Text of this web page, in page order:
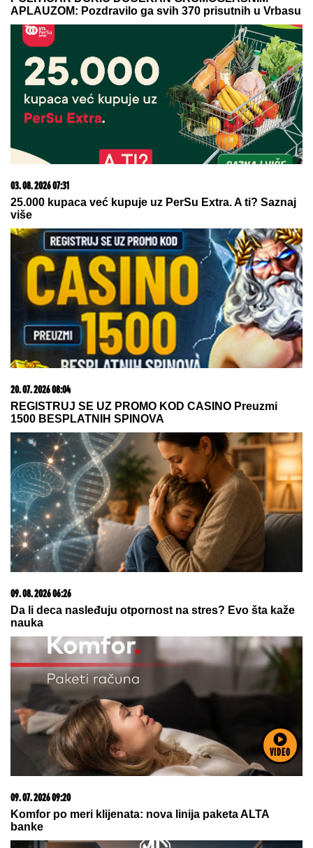
VIDEO
06. 08. 2026 09:39
Marija (3) se igrala u dvorištu i samo je nestala: Posle
42 godine otac je pronašao, zanemeo je kada je saznao
gde je bila
23. 07. 2026 12:47
Letnje večeri u gradu više nisu rezervisane za vikend:
Zašto sve više ljudi bira večeru koja se spontano
pretvori u druženje
09. 08. 2026 08:45
Šek pecnuo Lebrona: "Na žurci je, ali nije na bini"
09. 08. 2026 08:01
Novi Rafael Nadal gazi redom: Neka se dobro paze
Siner i Alkaras